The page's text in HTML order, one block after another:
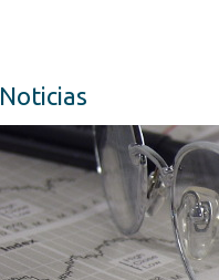
Noticias